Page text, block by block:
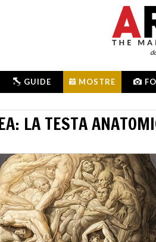
GUIDE MOSTRE
LA TESTA